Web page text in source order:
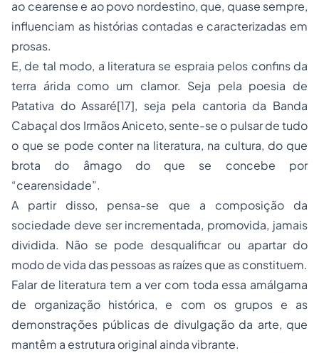
ao cearense e ao povo nordestino, que, quase sempre,
influenciam as histórias contadas e caracterizadas em
prosas.
E, de tal modo, a literatura se espraia pelos confins da
terra árida como um clamor. Seja pela poesia de
Patativa do Assaré[17], seja pela cantoria da Banda
Cabaçal dos Irmãos Aniceto, sente-se o pulsar de tudo
o que se pode conter na literatura, na cultura, do que
brota do âmago do que se concebe por
“cearensidade”.
A partir disso, pensa-se que a composição da
sociedade deve ser incrementada, promovida, jamais
dividida. Não se pode desqualificar ou apartar do
modo de vida das pessoas as raízes que as constituem.
Falar de literatura tem a ver com toda essa amálgama
de organização histórica, e com os grupos e as
demonstrações públicas de divulgação da arte, que
mantêm a estrutura original ainda vibrante.